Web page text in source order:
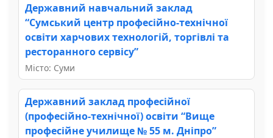
Державний навчальний заклад
“Сумський центр професійно-технічної
освіти харчових технологій, торгівлі та
ресторанного сервісу”
Місто: Суми
Державний заклад професійної
(професійно-технічної) освіти “Вище
професійне училище № 55 м. Дніпро”